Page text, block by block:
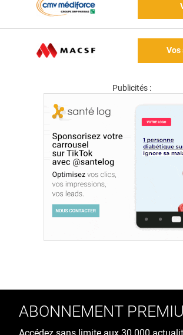
Vos
Publicités :
ABONNEMENT